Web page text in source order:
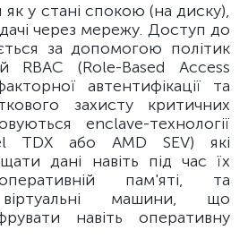
у стані спокою (на диску),
через мережу. Доступ до
за допомогою політик
RBAC (Role-Based Access
автентифікації та
захисту критичних
enclave-технології
TDX або AMD SEV) які
дані навіть під час їх
пам'яті, та
віртуальні машини, що
навіть оперативну